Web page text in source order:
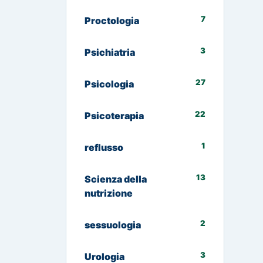
Proctologia 7
Psichiatria 3
Psicologia 27
Psicoterapia 22
reflusso 1
Scienza della
nutrizione
13
sessuologia 2
Urologia 3